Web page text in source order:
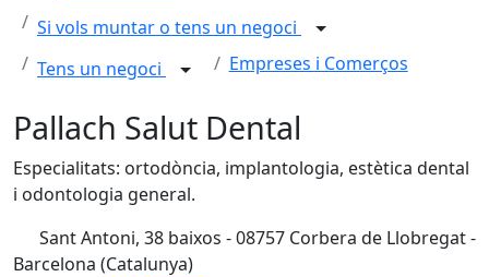
Si vols muntar o tens un negoci
Tens un negoci
Empreses i Comerços
Pallach Salut Dental
Especialitats: ortodòncia, implantologia, estètica dental
i odontologia general.
Sant Antoni, 38 baixos - 08757 Corbera de Llobregat -
Barcelona (Catalunya)